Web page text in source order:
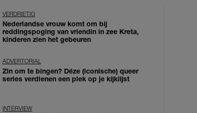
VERDRIETIG
Nederlandse vrouw komt om bij
reddingspoging van vriendin in zee Kreta,
kinderen zien het gebeuren
ADVERTORIAL
Zin om te bingen? Déze (iconische) queer
series verdienen een plek op je kijklijst
INTERVIEW